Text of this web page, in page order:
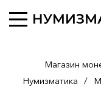
Магазин
Нумизматика /